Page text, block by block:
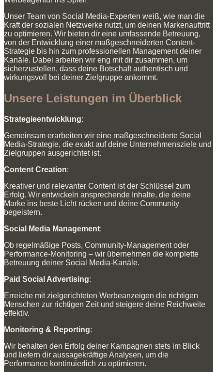
Unser Team von Social Media-Experten weiß, wie man die
Kraft der sozialen Netzwerke nutzt, um deinen Markenauftritt
zu optimieren. Wir bieten dir eine umfassende Betreuung,
von der Entwicklung einer maßgeschneiderten Content-
Strategie bis hin zum professionellen Management deiner
Kanäle. Dabei arbeiten wir eng mit dir zusammen, um
sicherzustellen, dass deine Botschaft authentisch und
wirkungsvoll bei deiner Zielgruppe ankommt.
Unsere Leistungen im Überblick
Strategieentwicklung:
Gemeinsam erarbeiten wir eine maßgeschneiderte Social
Media-Strategie, die exakt auf deine Unternehmensziele und
Zielgruppen ausgerichtet ist.
Content Creation:
Kreativer und relevanter Content ist der Schlüssel zum
Erfolg. Wir entwickeln ansprechende Inhalte, die deine
Marke ins beste Licht rücken und deine Community
begeistern.
Social Media Management:
Ob regelmäßige Posts, Community-Management oder
Performance-Monitoring – wir übernehmen die komplette
Betreuung deiner Social Media-Kanäle.
Paid Social Advertising:
Erreiche mit zielgerichteten Werbeanzeigen die richtigen
Menschen zur richtigen Zeit und steigere deine Reichweite
effektiv.
Monitoring & Reporting:
Wir behalten den Erfolg deiner Kampagnen stets im Blick
und liefern dir aussagekräftige Analysen, um die
Performance kontinuierlich zu optimieren.